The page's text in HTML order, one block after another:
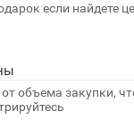
если найдете
объема закупки,